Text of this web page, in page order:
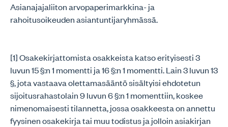
Asianajajaliiton arvopaperimarkkina- ja
rahoitusoikeuden asiantuntijaryhmässä.
[1] Osakekirjattomista osakkeista katso erityisesti 3
luvun 15 §:n 1 momentti ja 16 §:n 1 momentti. Lain 3 luvun 13
§, jota vastaava olettamasääntö sisältyisi ehdotetun
sijoitusrahastolain 9 luvun 6 §:n 1 momenttiin, koskee
nimenomaisesti tilannetta, jossa osakkeesta on annettu
fyysinen osakekirja tai muu todistus ja jolloin asiakirjan